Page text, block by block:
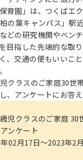
育園」は、つくばエ
の葉キャンパス」駅
どの研究機関やベン
目指した先端的な取
、交通の便もいいこ
クラスのご家庭30世
、アンケートにお答え
児クラスのご家庭 30
ンケート
02月17日～2023年2